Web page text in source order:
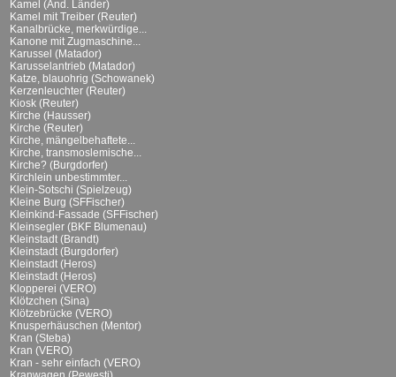
Kamel (And. Länder)
Kamel mit Treiber (Reuter)
Kanalbrücke, merkwürdige...
Kanone mit Zugmaschine...
Karussel (Matador)
Karusselantrieb (Matador)
Katze, blauohrig (Schowanek)
Kerzenleuchter (Reuter)
Kiosk (Reuter)
Kirche (Hausser)
Kirche (Reuter)
Kirche, mängelbehaftete...
Kirche, transmoslemische...
Kirche? (Burgdorfer)
Kirchlein unbestimmter...
Klein-Sotschi (Spielzeug)
Kleine Burg (SFFischer)
Kleinkind-Fassade (SFFischer)
Kleinsegler (BKF Blumenau)
Kleinstadt (Brandt)
Kleinstadt (Burgdorfer)
Kleinstadt (Heros)
Kleinstadt (Heros)
Klopperei (VERO)
Klötzchen (Sina)
Klötzebrücke (VERO)
Knusperhäuschen (Mentor)
Kran (Steba)
Kran (VERO)
Kran - sehr einfach (VERO)